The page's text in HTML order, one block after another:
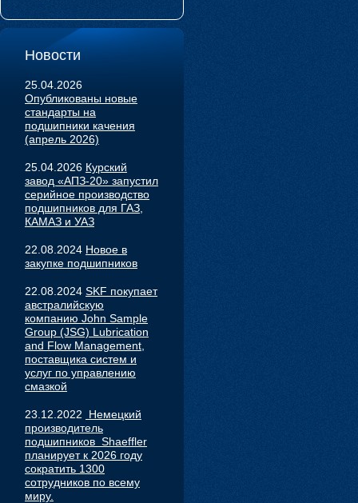
Новости
25.04.2026
Опубликованы новые
стандарты на
подшипники качения
(апрель 2026)
25.04.2026 Курский
завод «АПЗ-20» запустил
серийное производство
подшипников для ГАЗ,
КАМАЗ и УАЗ
22.08.2024 Новое в
закупке подшипников
22.08.2024 SKF покупает
австралийскую
компанию John Sample
Group (JSG) Lubrication
and Flow Management,
поставщика систем и
услуг по управлению
смазкой
23.12.2022
Немецкий
производитель
подшипников Shaeffler
планирует к 2026 году
сократить 1300
сотрудников по всему
миру.